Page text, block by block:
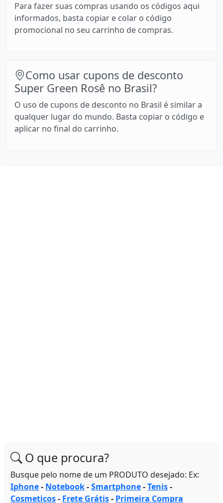
Para fazer suas compras usando os códigos aqui
informados, basta copiar e colar o código
promocional no seu carrinho de compras.
Como usar cupons de desconto
Super Green Rosê no Brasil?
O uso de cupons de desconto no Brasil é similar a
qualquer lugar do mundo. Basta copiar o código e
aplicar no final do carrinho.
O que procura?
Busque pelo nome de um PRODUTO desejado: Ex:
Iphone- Notebook-Smartphone-Tenis-
Cosmeticos- Frete Grátis- Primeira Compra